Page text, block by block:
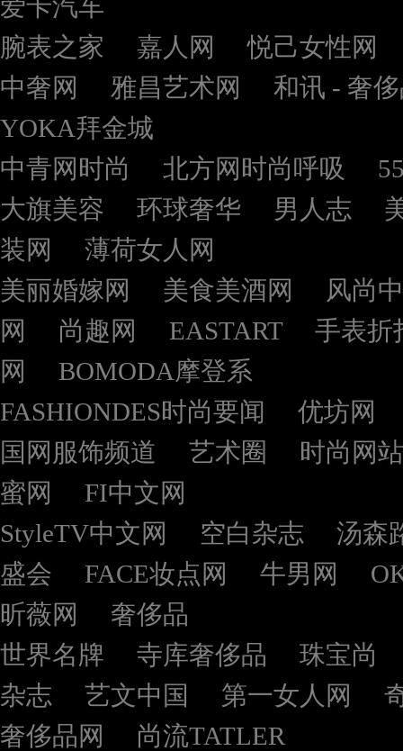
爱卡汽车
腕表之家
嘉人网
悦己女性网
中奢网
雅昌艺术网
和讯 - 奢
YOKA拜金城
中青网时尚
北方网时尚呼吸
大旗美容
环球奢华 男人志
装网
薄荷女人网
美丽婚嫁网
美食美酒网
风尚
网
尚趣网 EASTART
手表折
网
BOMODA摩登系
FASHIONDES时尚要闻
优坊网
国网服饰频道
艺术圈
时尚网站
蜜网
FI中文网
StyleTV中文网
空白杂志
汤森
盛会
FACE妆点网 牛男网
昕薇网
奢侈品
世界名牌
寺库奢侈品
珠宝尚
杂志
艺文中国 第一女人网
奢侈品网
尚流TATLER